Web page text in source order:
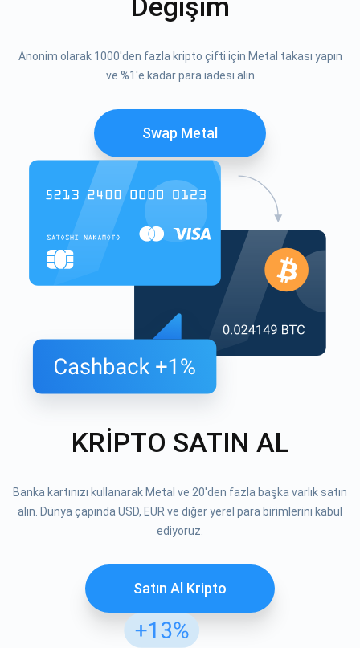
Anonim olarak 1000'den fazla kripto çifti için Metal takası yapın
ve %1'e kadar para iadesi alın
Swap Metal
KRİPTO SATIN AL
Banka kartınızı kullanarak Metal ve 20'den fazla başka varlık satın
alın. Dünya çapında USD, EUR ve diğer yerel para birimlerini kabul
ediyoruz.
Satın Al Kripto